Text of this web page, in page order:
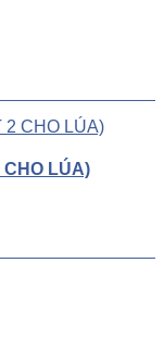
CHO LÚA)